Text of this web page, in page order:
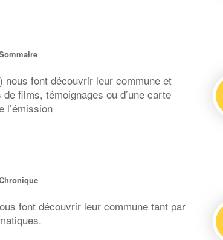
nous font découvrir leur commune et
films, témoignages ou d’une carte
l’émission
font découvrir leur commune tant par